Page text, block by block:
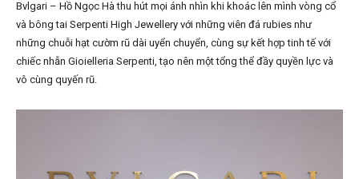
Bvlgari – Hồ Ngọc Hà thu hút mọi ánh nhìn khi khoác lên mình vòng cổ
và bông tai Serpenti High Jewellery với những viên đá rubies như
những chuỗi hạt cườm rũ dài uyển chuyển, cùng sự kết hợp tinh tế với
chiếc nhẫn Gioielleria Serpenti, tạo nên một tổng thể đầy quyền lực và
vô cùng quyến rũ.